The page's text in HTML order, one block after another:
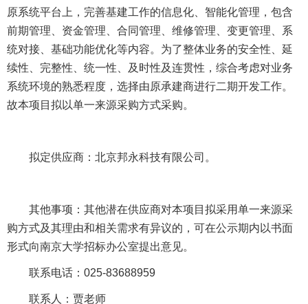
原系统平台上，完善基建工作的信息化、智能化管理，包含
前期管理、资金管理、合同管理、维修管理、变更管理、系
统对接、基础功能优化等内容。为了整体业务的安全性、延
续性、完整性、统一性、及时性及连贯性，综合考虑对业务
系统环境的熟悉程度，选择由原承建商进行二期开发工作。
故本项目拟以单一来源采购方式采购。
拟定供应商：北京邦永科技有限公司。
其他事项：其他潜在供应商对本项目拟采用单一来源采
购方式及其理由和相关需求有异议的，可在公示期内以书面
形式向南京大学招标办公室提出意见。
联系电话：025-83688959
联系人：贾老师